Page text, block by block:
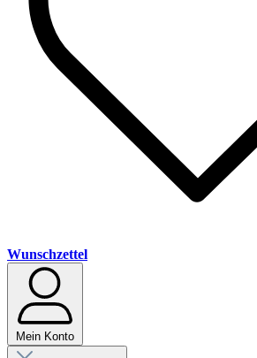
Wunschzettel
Mein Konto